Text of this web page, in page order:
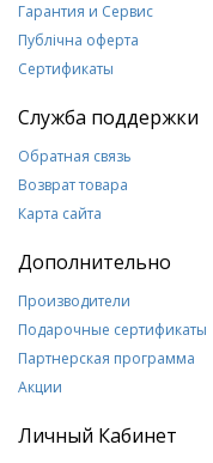
Гарантия и Сервис
Публічна оферта
Сертификаты
Служба поддержки
Обратная связь
Возврат товара
Карта сайта
Дополнительно
Производители
Подарочные сертификаты
Партнерская программа
Акции
Личный Кабинет